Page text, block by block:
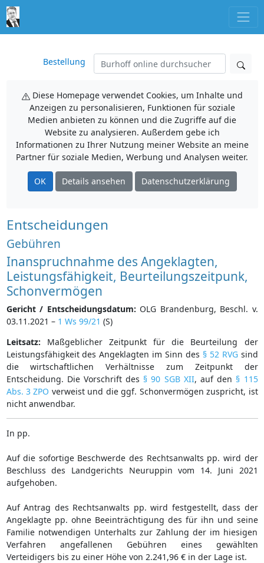
Bestellung
Diese Homepage verwendet Cookies, um Inhalte und
Anzeigen zu personalisieren, Funktionen für soziale
Medien anbieten zu können und die Zugriffe auf die
Website zu analysieren. Außerdem gebe ich
Informationen zu Ihrer Nutzung meiner Website an meine
Partner für soziale Medien, Werbung und Analysen weiter.
OK Details ansehen Datenschutzerklärung
Entscheidungen
Gebühren
Inanspruchnahme des Angeklagten,
Leistungsfähigkeit, Beurteilungszeitpunk,
Schonvermögen
Gericht / Entscheidungsdatum: OLG Brandenburg, Beschl. v.
03.11.2021 – 1 Ws 99/21 (S)
Leitsatz: Maßgeblicher Zeitpunkt für die Beurteilung der
Leistungsfähigkeit des Angeklagten im Sinn des § 52 RVGsind
die wirtschaftlichen Verhältnisse zum Zeitpunkt der
Entscheidung. Die Vorschrift des § 90 SGB XII, auf den § 115
Abs. 3 ZPO verweist und die ggf. Schonvermögen zuspricht, ist
nicht anwendbar.
In pp.
Auf die sofortige Beschwerde des Rechtsanwalts pp. wird der
Beschluss des Landgerichts Neuruppin vom 14. Juni 2021
aufgehoben.
Auf Antrag des Rechtsanwalts pp. wird festgestellt, dass der
Angeklagte pp. ohne Beeinträchtigung des für ihn und seine
Familie notwendigen Unterhalts zur Zahlung der im hiesigen
Verfahren angefallenen Gebühren eines gewählten
Verteidigers bis zu einer Höhe von 2.241,96 € in der Lage ist.